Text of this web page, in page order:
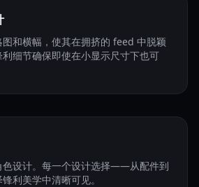
和横幅，使其在拥挤的 feed 中脱颖
细节确保即使在小显示尺寸下也可
色设计。每一个设计选择——从配件到
利美学中清晰可见。